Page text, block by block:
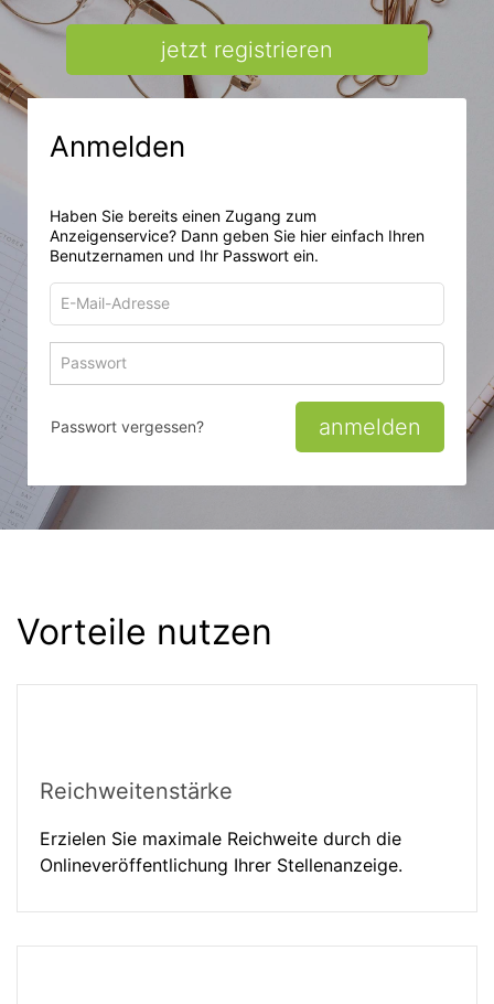
jetzt registrieren
Anmelden
Haben Sie bereits einen Zugang zum
Anzeigenservice? Dann geben Sie hier einfach Ihren
Benutzernamen und Ihr Passwort ein.
Adresse
zum
Anmelden
anmelden
Passwort vergessen?
Vorteile nutzen
Reichweitenstärke
Erzielen Sie maximale Reichweite durch die
Onlineveröffentlichung Ihrer Stellenanzeige.